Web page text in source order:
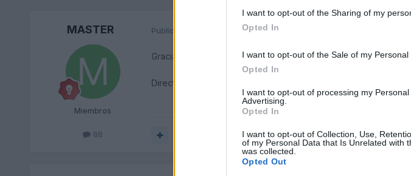
I want to opt-out of the Sharing of my
Opted In
I want to opt-out of the Sale of my Personal
Opted In
I want to opt-out of processing my
Advertising.
Opted In
I want to opt-out of Collection, Use,
of my Personal Data that Is Unrelated with
was collected.
Opted Out
MASTER
Miembros
88
Publicado 8 de Junio del 2004
Gracias Rusito, pero en el fax, ¿ que tengo que marcar?? desde
Directamente 0800...???